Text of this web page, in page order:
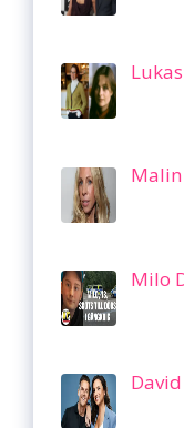
Milo